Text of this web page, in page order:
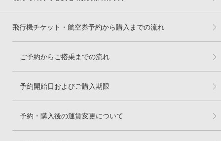
飛行機チケット・航空券予約から購入までの流れ
ご予約からご搭乗までの流れ
予約開始日およびご購入期限
予約・購入後の運賃変更について